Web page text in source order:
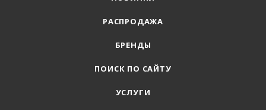
РАСПРОДАЖА
БРЕНДЫ
ПОИСК ПО САЙТУ
УСЛУГИ